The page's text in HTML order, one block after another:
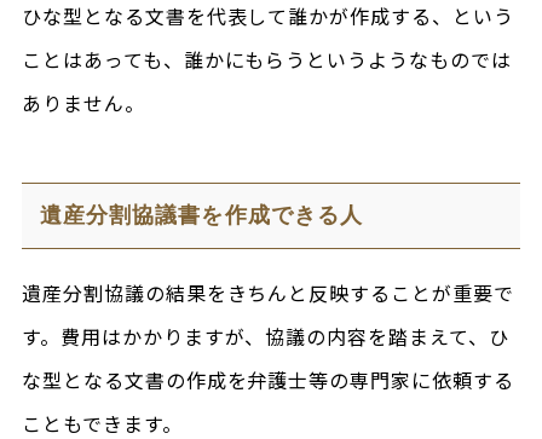
ひな型となる文書を代表して誰かが作成する、という
ことはあっても、誰かにもらうというようなものでは
ありません。
遺産分割協議書を作成できる人
遺産分割協議の結果をきちんと反映することが重要で
す。費用はかかりますが、協議の内容を踏まえて、ひ
な型となる文書の作成を弁護士等の専門家に依頼する
こともできます。